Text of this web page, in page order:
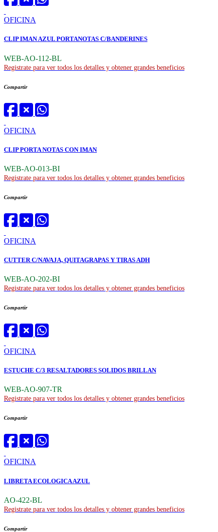
OFICINA
CLIP IMAN AZUL PORTANOTAS C/BANDERINES
WEB-AO-112-BL
Registrate para ver todos los detalles y obtener grandes beneficios
Compartir
OFICINA
CLIP PORTA NOTAS CON IMAN
WEB-AO-013-BI
Registrate para ver todos los detalles y obtener grandes beneficios
Compartir
OFICINA
CUTTER C/NAVAJA, QUITAGRAPAS Y TIRAS ADH
WEB-AO-202-BI
Registrate para ver todos los detalles y obtener grandes beneficios
Compartir
OFICINA
ESTUCHE C/3 RESALTADORES SOLIDOS BRILLAN
WEB-AO-907-TR
Registrate para ver todos los detalles y obtener grandes beneficios
Compartir
OFICINA
LIBRETA ECOLOGICA AZUL
AO-422-BL
Registrate para ver todos los detalles y obtener grandes beneficios
Compartir